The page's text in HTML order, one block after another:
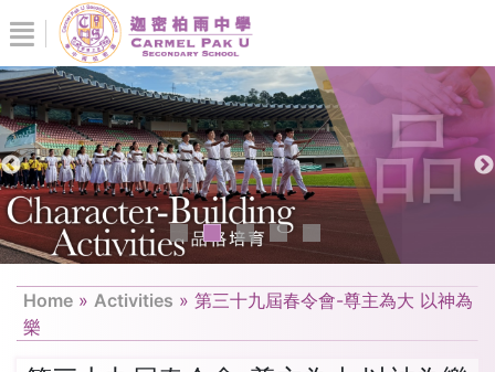
Home » Activities » 第三十九屆春令會-尊主為大 以神為
樂